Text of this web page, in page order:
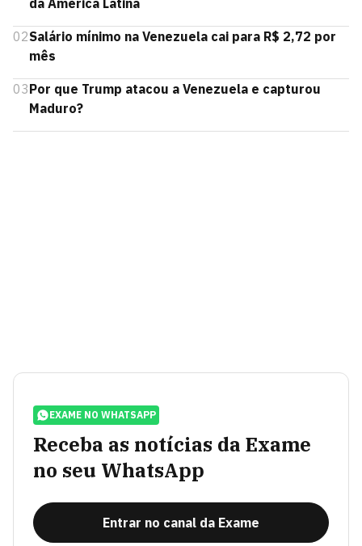
da América Latina
02Salário mínimo na Venezuela cai para R$ 2,72 por
mês
03Por que Trump atacou a Venezuela e capturou
Maduro?
EXAME NO WHATSAPP
Receba as notícias da Exame
no seu WhatsApp
Entrar no canal da Exame